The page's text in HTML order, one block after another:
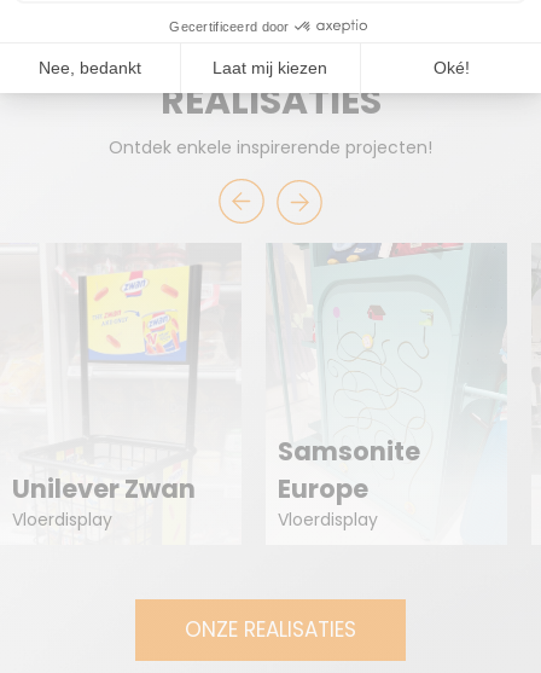
REALISATIES
Ontdek enkele inspirerende projecten!
Unilever Zwan
Vloerdisplay
Samsonite
Europe
Vloerdisplay
ONZE REALISATIES